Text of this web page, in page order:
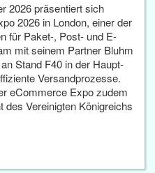
2026 präsentiert sich
2026 in London, einer der
für Paket-, Post- und E-
mit seinem Partner Bluhm
Stand F40 in der Haupt­
Versandprozesse.
eCommerce Expo zudem
Vereinigten Königreichs